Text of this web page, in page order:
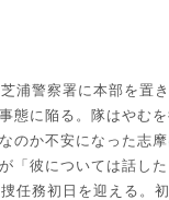
浦警察署に本部を置
態に陥る。隊はやむ
のか不安になった志
「彼については話し
捜任務初日を迎える。